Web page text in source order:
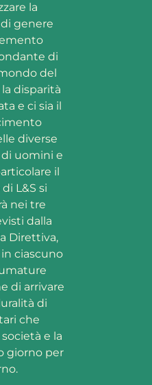
la
genere
di
del
la disparità
e ci sia il
diverse
uomini e
il
L&S si
nei tre
dalla
Direttiva,
ciascuno
di arrivare
di
che
e la
giorno per